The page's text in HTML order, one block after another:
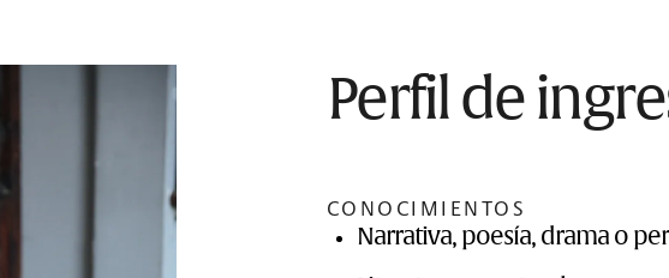
Perfil de
CONOCIMIENTOS
Narrativa, poesía, drama o